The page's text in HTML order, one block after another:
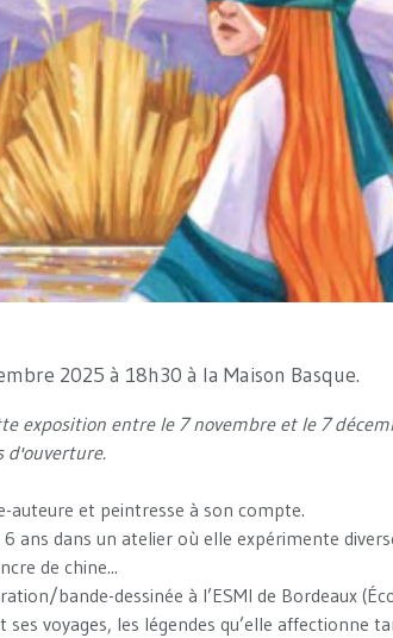
2025 à 18h30 à la Maison Basque.
exposition entre le 7 novembre et le 7
d'ouverture.
auteure et peintresse à son compte.
6 ans dans un atelier où elle expérimente
de chine...
bande-dessinée à l’ESMI de Bordeaux
ses voyages, les légendes qu’elle affectionne